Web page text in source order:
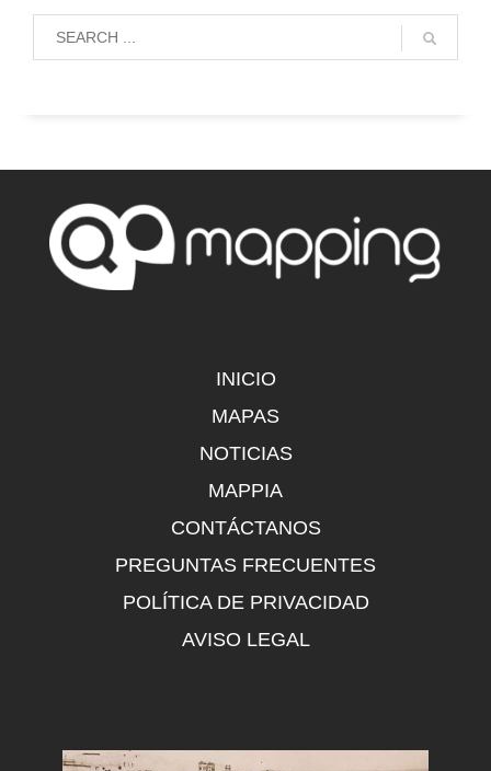
INICIO
MAPAS
NOTICIAS
MAPPIA
CONTÁCTANOS
PREGUNTAS FRECUENTES
POLÍTICA DE PRIVACIDAD
AVISO LEGAL